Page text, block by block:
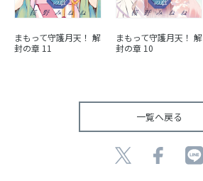
まもって守護月天！ 解
封の章 11
まもって守護月天！ 解
封の章 10
一覧へ戻る